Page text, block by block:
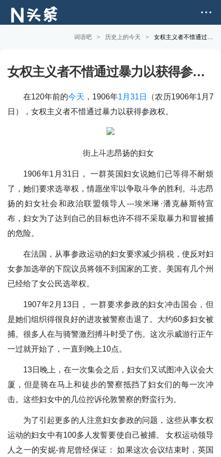
词语吧 > 历史上的今天 > 女权主义者不惜通过暴力以获得参政权
女权主义者不惜通过暴力以获得参政权
在120年前的今天 ，1906年1月31日
（农历1906年1月7
日），女权主义者不惜通过暴力以获得参政权。
街上斗志昂扬的妇女
1906年1月31日， 一群英国妇女说她们已等得不耐烦
了，她们要求选举权，情愿坐牢以争取斗争的胜利。斗志昂
扬的妇女社会和政治联盟领导人---埃米琳·潘克赫斯特宣
布，妇女为了达到自己的目标也许不得不采取暴力和冒被捕
的危险。
在法国，从事参政运动的妇女要求减少捐税，使反对妇
女参加选举的下院议员将领不到国家的工资。美国有几个州
已经给了女公民选举权。
1907年2月13日， 一群要求参政的妇女冲击国会，但
是她们组织得很良好的进攻被警察击退了。大约60多妇女被
捕。很多人在与骑警激烈搏斗时受了伤。这次示威游行正午
一过就开始了，一直到晚上10点。
13日晚上，在一次集会之后，妇女们又试图冲入议会大
厦，但是骑在马上和徒步的警察抵挡了妇女们的每一次冲
击。这些妇女中的几位控诉伦敦警察的野蛮行为。
为了引起更多的人注意妇女参政的问题，这些从事女权
运动的妇女中有100多人发誓要使自己被捕。 女权运动领导
人之一的安妮-肯尼曾经保证： 如果这次会议结束时，英国